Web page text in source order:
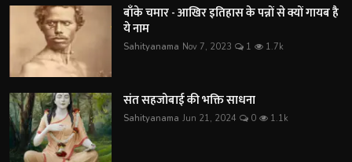
बाँके चमार - आखिर इतिहास के पन्नों से क्यों गायब है
ये नाम
Sahityanama Nov 7, 2023 1 1.7k
संत सहजोबाई की भक्ति साधना
Sahityanama Jun 21, 2024 0 1.1k